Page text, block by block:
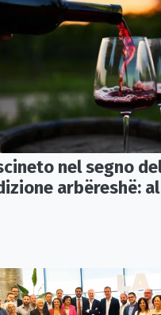
nel segno
arbëreshë: al
della Festa